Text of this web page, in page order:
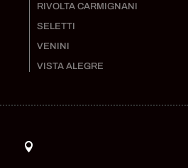
RIVOLTA CARMIGNANI
SELETTI
VENINI
VISTA ALEGRE
